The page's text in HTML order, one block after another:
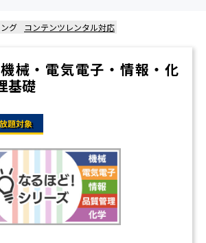
成
相法・気相法）
相法）
びセラミックス
性
ックスの生体親和性
グ コンテンツレンタル対応
械・電気電子・情報・化
基礎